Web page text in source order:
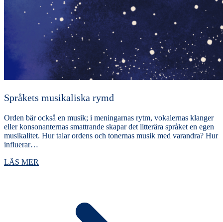
Språkets musikaliska rymd
Orden bär också en musik; i meningarnas rytm, vokalernas klanger
eller konsonanternas smattrande skapar det litterära språket en egen
musikalitet. Hur talar ordens och tonernas musik med varandra? Hur
influerar…
LÄS MER